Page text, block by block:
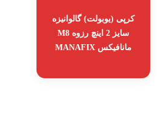
کرپی (یوبولت) گالوانیزه
سایز 2 اینچ رزوه M8
مانافیکس MANAFIX